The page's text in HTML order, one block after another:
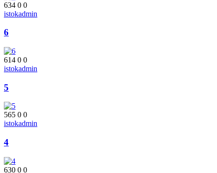
634 0 0
istokadmin
6
614 0 0
istokadmin
5
565 0 0
istokadmin
4
630 0 0